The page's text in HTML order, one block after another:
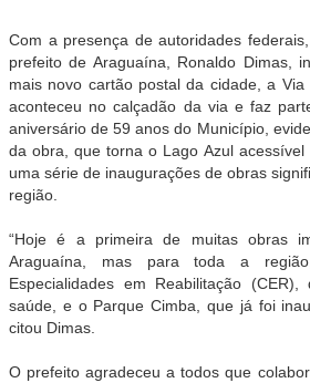
Com a presença de autoridades
prefeito de Araguaína, Ronaldo Dimas,
mais novo cartão postal da cidade, a Via
aconteceu no calçadão da via e faz
aniversário de 59 anos do Município,
da obra, que torna o Lago Azul
uma série de inaugurações de obras
região.
“Hoje é a primeira de muitas obras
Araguaína, mas para toda a
Especialidades em Reabilitação
saúde, e o Parque Cimba, que já foi
citou Dimas.
O prefeito agradeceu a todos que